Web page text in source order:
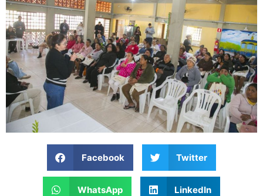
Facebook Twitter
WhatsApp LinkedIn